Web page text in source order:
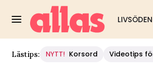
LIVSÖDEN
Lästips: NYTT! Korsord Videotips